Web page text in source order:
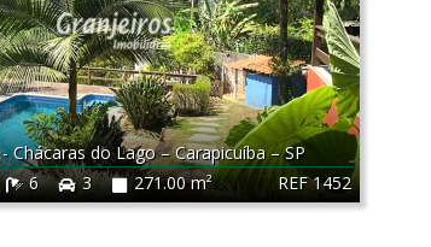
REF 1452
Chácaras do Lago–Carapicuíba –SP
6 3 271.00 m²